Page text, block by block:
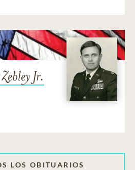
Jr.
LOS OBITUARIOS